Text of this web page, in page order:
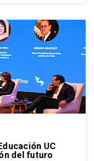
UC
del futuro